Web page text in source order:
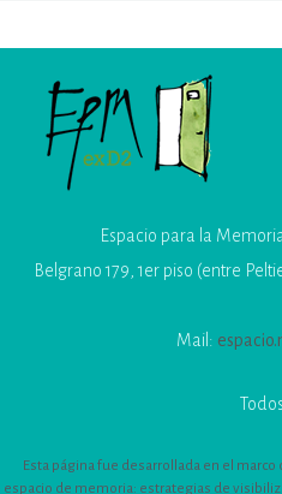
Espacio para la
Belgrano 179, 1er piso (entre
Mail:
Esta página fue desarrollada en el marco
espacio de memoria: estrategias de